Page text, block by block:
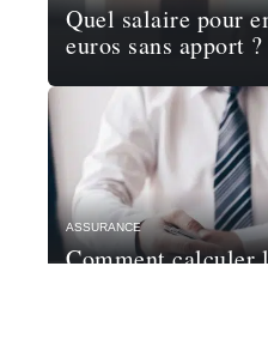
Quel salaire pour
euros sans apport ?
ASSURANCE
Comment calculer